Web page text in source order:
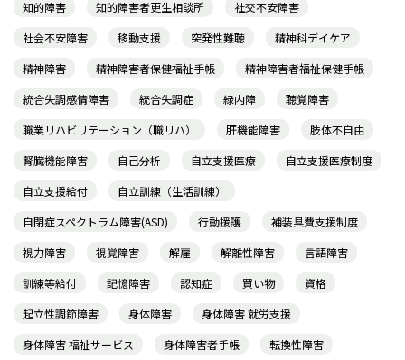
知的障害
知的障害者更生相談所
社交不安障害
社会不安障害
移動支援 突発性難聴
精神科デイケア
精神障害
精神障害者保健福祉手帳
精神障害者福祉保健手帳
統合失調感情障害
統合失調症 緑内障
聴覚障害
職業リハビリテーション（職リハ）
肝機能障害
肢体不自由
腎臓機能障害
自己分析 自立支援医療
自立支援医療制度
自立支援給付
自立訓練（生活訓練）
自閉症スペクトラム障害(ASD)
行動援護
補装具費支援制度
視力障害
視覚障害 解雇 解離性障害
言語障害
訓練等給付
記憶障害 認知症 買い物
資格
起立性調節障害
身体障害
身体障害 就労支援
身体障害 福祉サービス
身体障害者手帳
転換性障害